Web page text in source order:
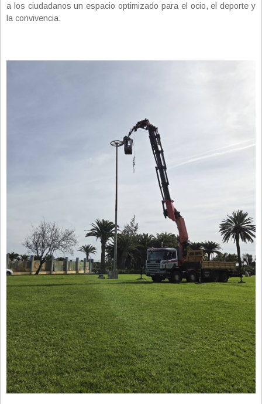
a los ciudadanos un espacio optimizado para el ocio, el deporte y
la convivencia.